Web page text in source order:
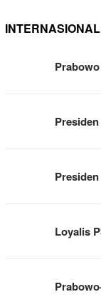
INTERNASIONAL
Loyalis